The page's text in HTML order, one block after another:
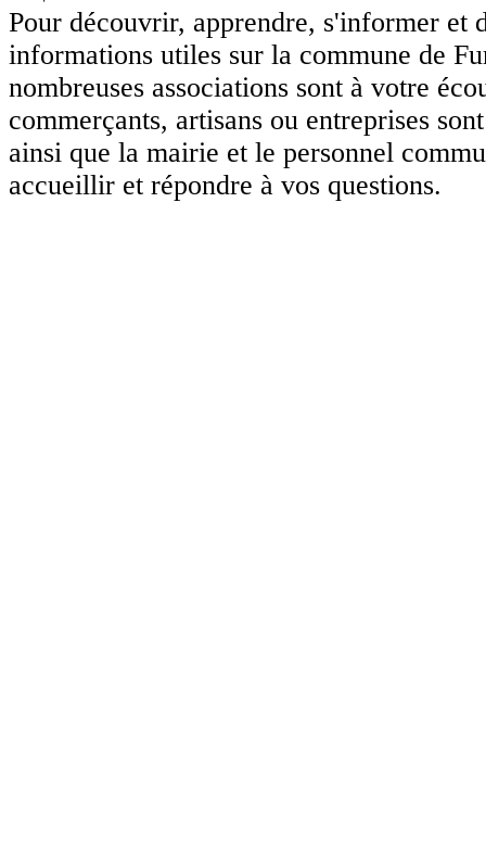
Pour découvrir, apprendre, s'informer et
informations utiles sur la commune de
nombreuses associations sont à votre
commerçants, artisans ou entreprises
ainsi que la mairie et le personnel
accueillir et répondre à vos questions.